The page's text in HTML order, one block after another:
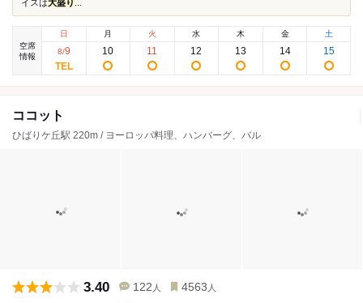
イスは大盛り
空席
情報
日
8/9
月
10
火
11
水
12
木
13
金
14
土
15
ココット
ひばりケ丘駅 220m / ヨーロッパ料理、ハンバーグ、バル
3.40 122 人 4563 人